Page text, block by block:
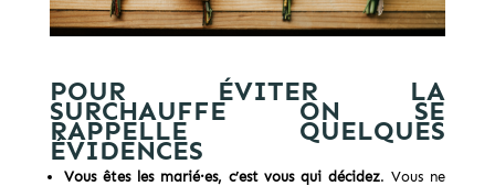
POUR ÉVITER LA
SURCHAUFFE ON SE
RAPPELLE QUELQUES
ÉVIDENCES
Vous êtes les marié·es, c’est vous qui décidez. Vous ne